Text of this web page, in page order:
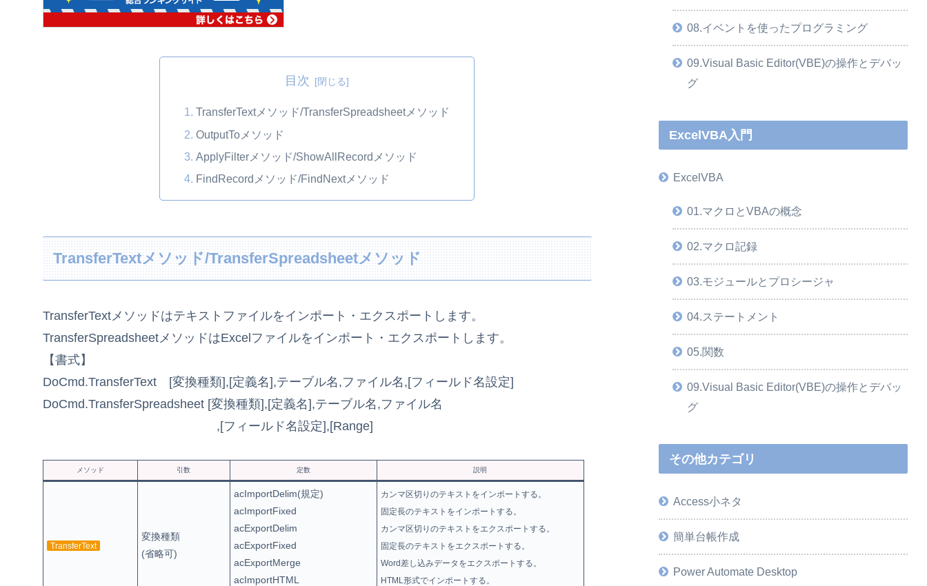
目次
TransferTextメソッド/TransferSpreadsheetメソッド
OutputToメソッド
ApplyFilterメソッド/ShowAllRecordメソッド
FindRecordメソッド/FindNextメソッド
TransferTextメソッド/TransferSpreadsheetメソッド
TransferTextメソッドはテキストファイルをインポート・エクスポートします。
TransferSpreadsheetメソッドはExcelファイルをインポート・エクスポートします。
【書式】
DoCmd.TransferText [変換種類],[定義名],テーブル名,ファイル名,[フィールド名設定]
DoCmd.TransferSpreadsheet [変換種類],[定義名],テーブル名,ファイル名
,[フィールド名設定],[Range]
メソッド 引数 定数 説明
TransferText
変換種類
(省略可)
acImportDelim(規定)
acImportFixed
acExportDelim
acExportFixed
acExportMerge
acImportHTML
カンマ区切りのテキストをインポートする。
固定長のテキストをインポートする。
カンマ区切りのテキストをエクスポートする。
固定長のテキストをエクスポートする。
Word差し込みデータをエクスポートする。
HTML形式でインポートする。
08.イベントを使ったプログラミング
09.Visual Basic Editor(VBE)の操作とデバッ
グ
ExcelVBA入門
ExcelVBA
01.マクロとVBAの概念
02.マクロ記録
03.モジュールとプロシージャ
04.ステートメント
05.関数
09.Visual Basic Editor(VBE)の操作とデバッ
グ
その他カテゴリ
Access小ネタ
簡単台帳作成
Power Automate Desktop